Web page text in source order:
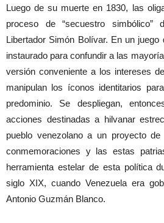
Luego de su muerte en 1830, las
proceso de “secuestro
Libertador Simón Bolívar. En un
instaurado para confundir a las
versión conveniente a los intereses
manipulan los íconos identitarios
predominio. Se despliegan,
acciones destinadas a hilvanar
pueblo venezolano a un proyecto
conmemoraciones y las estas
herramienta estelar de esta política
siglo XIX, cuando Venezuela era
Antonio Guzmán Blanco.